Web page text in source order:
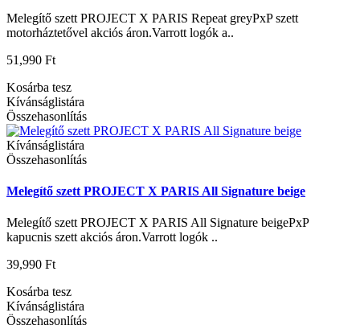
Melegítő szett PROJECT X PARIS Repeat greyPxP szett
motorháztetővel akciós áron.Varrott logók a..
51,990 Ft
Kosárba tesz
Kívánságlistára
Összehasonlítás
Kívánságlistára
Összehasonlítás
Melegítő szett PROJECT X PARIS All Signature beige
Melegítő szett PROJECT X PARIS All Signature beigePxP
kapucnis szett akciós áron.Varrott logók ..
39,990 Ft
Kosárba tesz
Kívánságlistára
Összehasonlítás